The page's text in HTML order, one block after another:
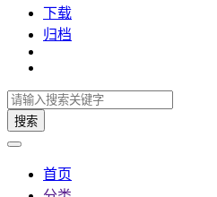
下载
归档
搜索
首页